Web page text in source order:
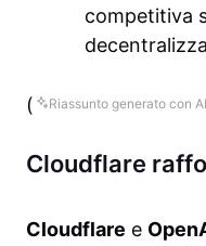
competitiva
( Riassunto generato con AI
Cloudflare
Cloudflare e